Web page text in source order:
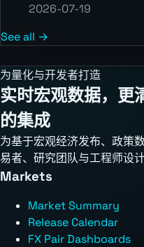
2026-07-19
See all →
为量化与开发者打造
实时宏观数据，更
的集成
为基于宏观经济发布、政策
易者、研究团队与工程师设计
Markets
Market Summary
Release Calendar
FX Pair Dashboards